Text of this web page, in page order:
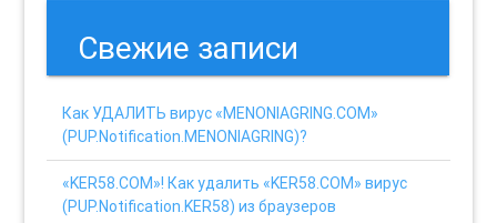
Свежие записи
Как УДАЛИТЬ вирус «MENONIAGRING.COM»
(PUP.Notification.MENONIAGRING)?
«KER58.COM»! Как удалить «KER58.COM» вирус
(PUP.Notification.KER58) из браузеров